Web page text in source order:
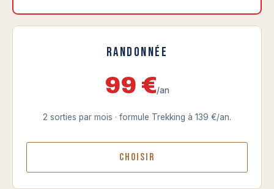
Randonnée
99 €/an
2 sorties par mois · formule Trekking à 139 €/an.
Choisir